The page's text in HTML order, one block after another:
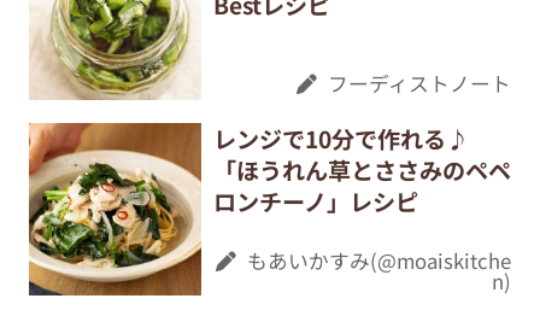
フーディストノート
レンジで10分で作れる♪
「ほうれん草とささみのペペ
ロンチーノ」レシピ
もあいかすみ(@moaiskitche
n)